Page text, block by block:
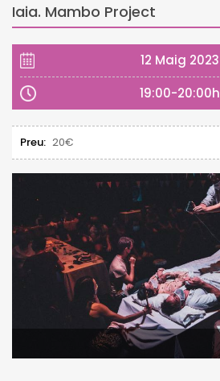
Iaia. Mambo Project
12 Maig 2023
19:00-20:00h
Preu: 20€